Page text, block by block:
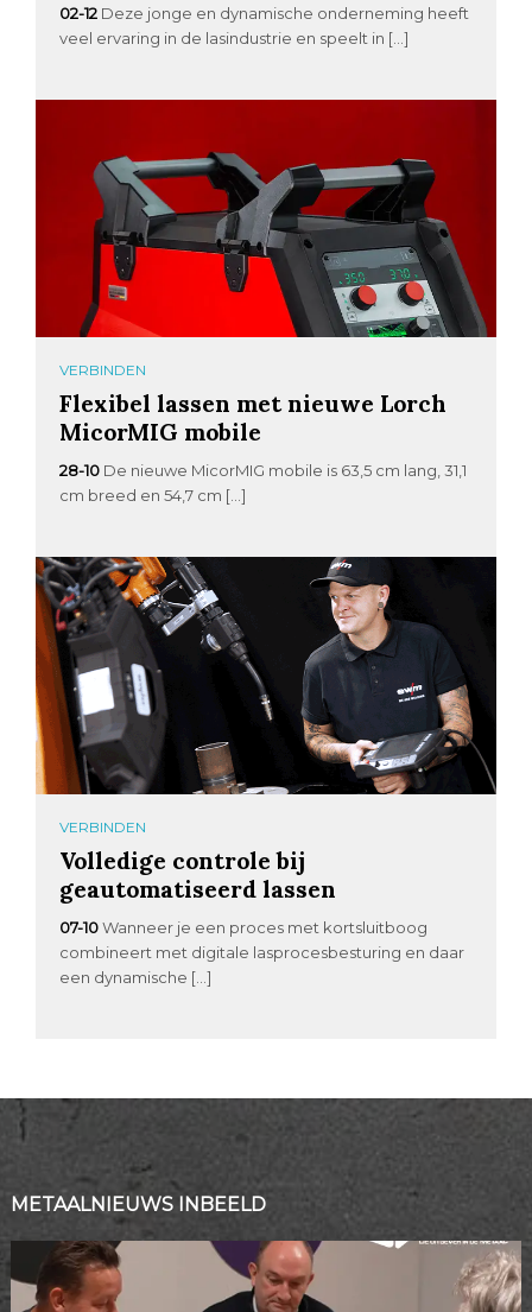
02-12 Deze jonge en dynamische onderneming heeft
veel ervaring in de lasindustrie en speelt in […]
VERBINDEN
Flexibel lassen met nieuwe Lorch
MicorMIG mobile
28-10 De nieuwe MicorMIG mobile is 63,5 cm lang, 31,1
cm breed en 54,7 cm […]
VERBINDEN
Volledige controle bij
geautomatiseerd lassen
07-10 Wanneer je een proces met kortsluitboog
combineert met digitale lasprocesbesturing en daar
een dynamische […]
METAALNIEUWS INBEELD